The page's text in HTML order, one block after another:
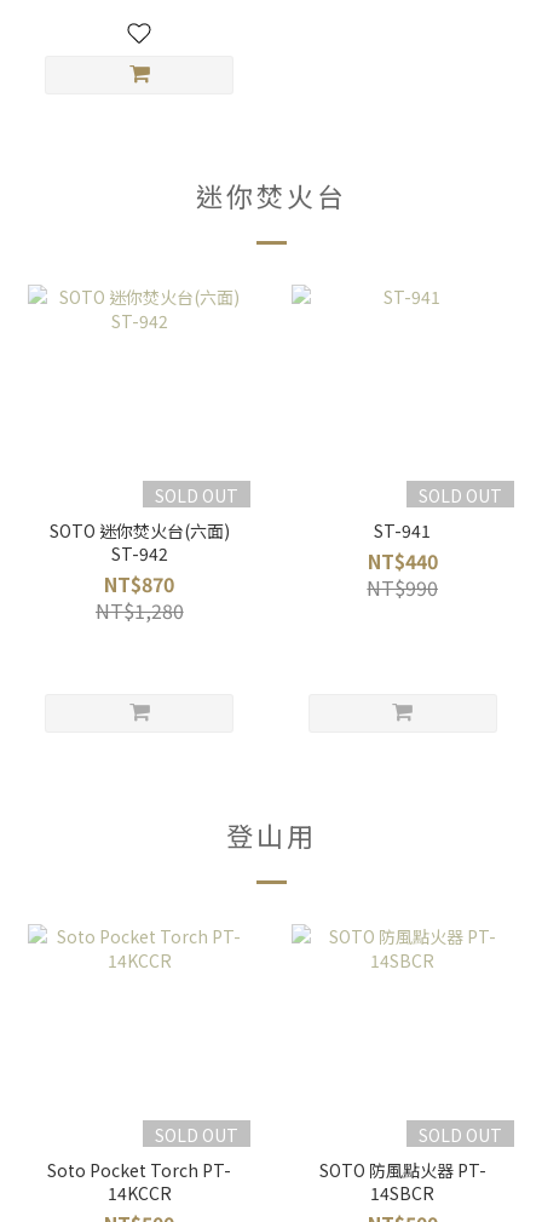
迷你焚火台
SOLD OUT
SOTO 迷你焚火台(六面)
ST-942
NT$870
NT$1,280
SOLD OUT
ST-941
NT$440
NT$990
登山用
SOLD OUT
Soto Pocket Torch PT-
14KCCR
SOLD OUT
SOTO 防風點火器 PT-
14SBCR